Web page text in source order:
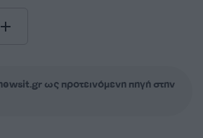
ως προτεινόμενη πηγή στην